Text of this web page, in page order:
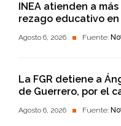
INEA atienden a
rezago educativo en
Agosto 6, 2026 Fuente:
La FGR detiene a
de Guerrero, por el
Agosto 6, 2026 Fuente: